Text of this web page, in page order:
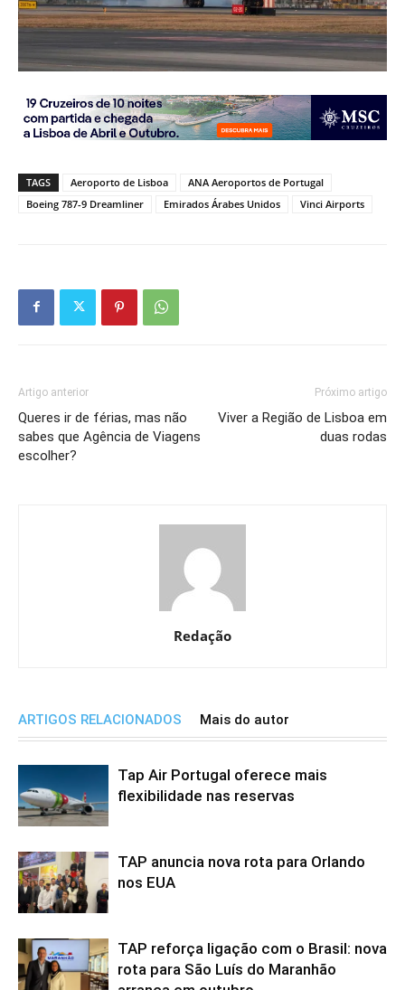
TAGS Aeroporto de Lisboa
ANA Aeroportos de Portugal
Boeing 787-9 Dreamliner
Emirados Árabes Unidos Vinci Airports
Artigo anterior
Queres ir de férias, mas não
sabes que Agência de Viagens
escolher?
Próximo artigo
Viver a Região de Lisboa em
duas rodas
Redação
ARTIGOS RELACIONADOS Mais do autor
Tap Air Portugal oferece mais
flexibilidade nas reservas
TAP anuncia nova rota para Orlando
nos EUA
TAP reforça ligação com o Brasil: nova
rota para São Luís do Maranhão